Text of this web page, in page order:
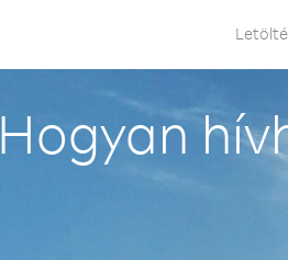
Hogyan